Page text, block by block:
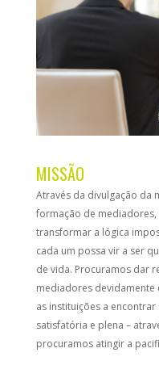
MISSÃO
Através da divulgação da
formação de
transformar a lógica
cada um possa vir a ser
de vida. Procuramos dar
mediadores devidamente
as instituições a
satisfatória e plena –
procuramos atingir a